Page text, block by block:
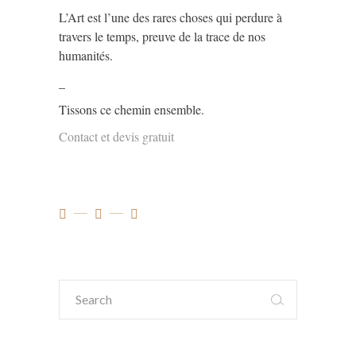
L’Art est l’une des rares choses qui perdure à
travers le temps, preuve de la trace de nos
humanités.
Tissons ce chemin ensemble.
Contact et devis gratuit
Search
for: